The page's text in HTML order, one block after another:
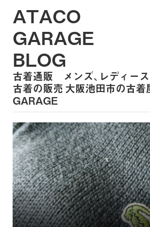
ATACO
GARAGE
BLOG
古着通販 メンズ、レディー
古着の販売 大阪池田市の古
GARAGE